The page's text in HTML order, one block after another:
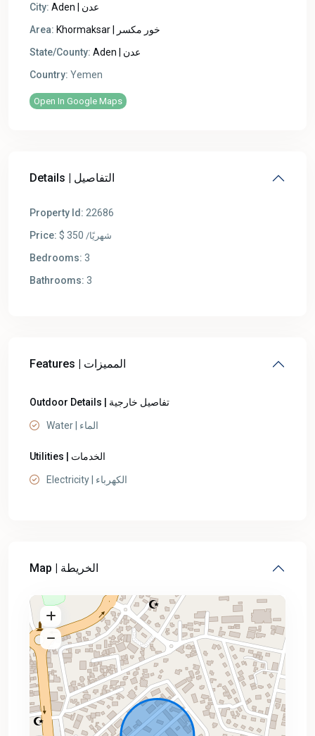
City:
Aden | عدن
Area:
Khormaksar | خور مكسر
State/County:
Aden | عدن
Country: Yemen
Open In Google Maps
Details | التفاصيل
Property Id: 22686
Price: $ 350 /شهريًا
Bedrooms: 3
Bathrooms: 3
Features | المميزات
Outdoor Details | تفاصيل خارجية
Water | الماء
Utilities | الخدمات
Electricity | الكهرباء
Map | الخريطة